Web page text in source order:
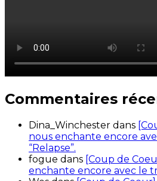
Commentaires
Dina_Winchester dans
nous enchante encore
“Relapse”.
fogue dans [Coup de
enchante encore avec le